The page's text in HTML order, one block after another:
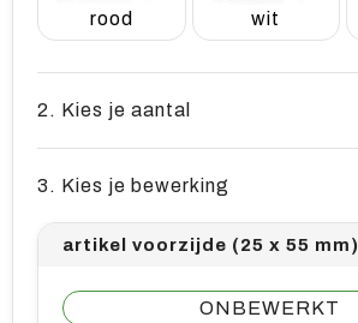
rood wit
2. Kies je aantal
3. Kies je bewerking
artikel voorzijde (25 x 55 mm)
ONBEWERKT